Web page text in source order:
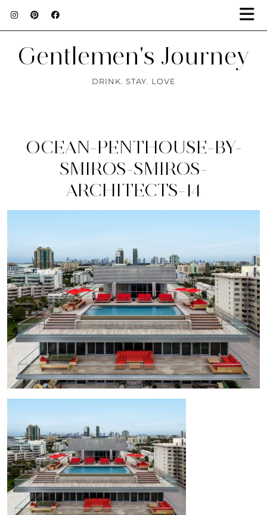
Gentlemen's Journey
DRINK. STAY. LOVE
OCEAN-PENTHOUSE-BY-
SMIROS-SMIROS-
ARCHITECTS-14